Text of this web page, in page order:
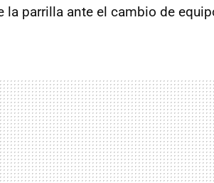
la parrilla ante el cambio de